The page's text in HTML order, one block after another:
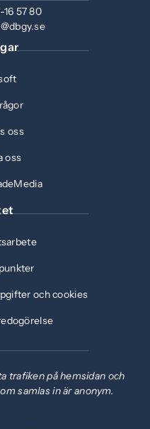
16 57 80
oss
oss
och cookies
trafiken på hemsidan och
samlas in är anonym.